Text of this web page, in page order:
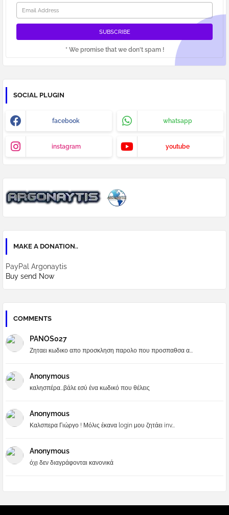
* We promise that we don't spam !
SOCIAL PLUGIN
facebook whatsapp
instagram youtube
MAKE A DONATION..
PayPal Argonaytis
Buy send Now
COMMENTS
PANOS027
Ζηταει κωδικο απο προσκληση παρολο που προσπαθσα α...
Anonymous
καλησπέρα...βάλε εσύ ένα κωδικό που θέλεις
Anonymous
Καλσπερα Γιώργο ! Μόλις έκανα login μου ζητάει inv...
Anonymous
όχι δεν διαγράφονται κανονικά